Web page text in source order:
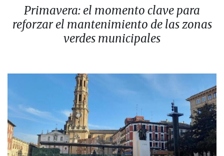
Primavera: el momento clave para
reforzar el mantenimiento de las zonas
verdes municipales